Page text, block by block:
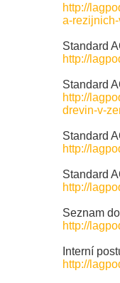
http://
a-
Standard
http://
Standard
http://
drevin-v-
Standard
http://
Standard
http://
Seznam
http://
Interní
http://